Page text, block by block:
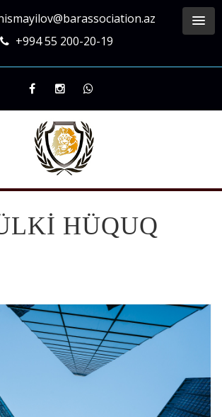
+994 55 200-20-19
HÜQUQ